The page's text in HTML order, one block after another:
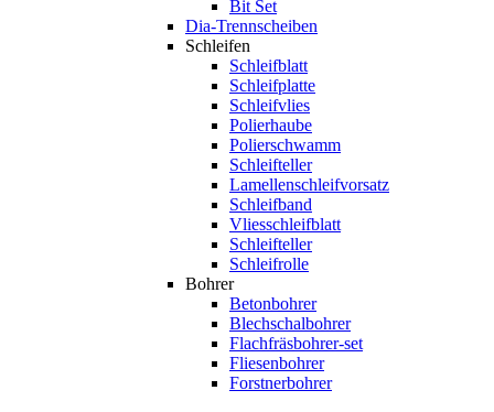
Bit Set
Dia-Trennscheiben
Schleifen
Schleifblatt
Schleifplatte
Schleifvlies
Polierhaube
Polierschwamm
Schleifteller
Lamellenschleifvorsatz
Schleifband
Vliesschleifblatt
Schleifteller
Schleifrolle
Bohrer
Betonbohrer
Blechschalbohrer
Flachfräsbohrer-set
Fliesenbohrer
Forstnerbohrer